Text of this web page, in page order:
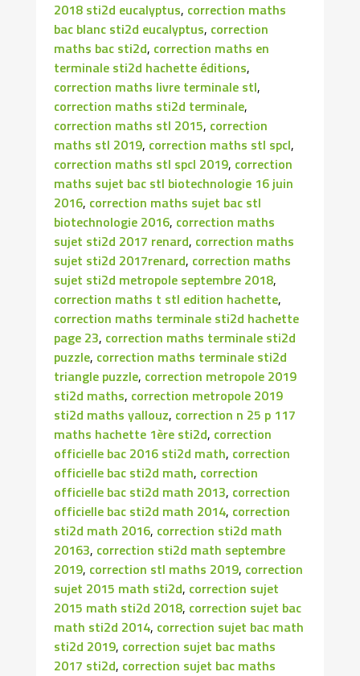
2018 sti2d eucalyptus, correction maths
bac blanc sti2d eucalyptus, correction
maths bac sti2d, correction maths en
terminale sti2d hachette éditions,
correction maths livre terminale stl,
correction maths sti2d terminale,
correction maths stl 2015, correction
maths stl 2019, correction maths stl spcl,
correction maths stl spcl 2019, correction
maths sujet bac stl biotechnologie 16 juin
2016, correction maths sujet bac stl
biotechnologie 2016, correction maths
sujet sti2d 2017 renard, correction maths
sujet sti2d 2017renard, correction maths
sujet sti2d metropole septembre 2018,
correction maths t stl edition hachette,
correction maths terminale sti2d hachette
page 23, correction maths terminale sti2d
puzzle, correction maths terminale sti2d
triangle puzzle, correction metropole 2019
sti2d maths, correction metropole 2019
sti2d maths yallouz, correction n 25 p 117
maths hachette 1ère sti2d, correction
officielle bac 2016 sti2d math, correction
officielle bac sti2d math, correction
officielle bac sti2d math 2013, correction
officielle bac sti2d math 2014, correction
sti2d math 2016, correction sti2d math
20163, correction sti2d math septembre
2019, correction stl maths 2019, correction
sujet 2015 math sti2d, correction sujet
2015 math sti2d 2018, correction sujet bac
math sti2d 2014, correction sujet bac math
sti2d 2019, correction sujet bac maths
2017 sti2d, correction sujet bac maths